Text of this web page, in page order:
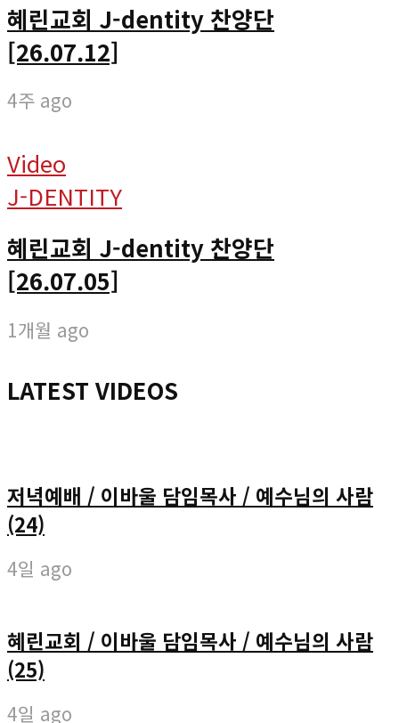
혜린교회 J-dentity 찬양단
[26.07.12]
4주 ago
Video
J-DENTITY
혜린교회 J-dentity 찬양단
[26.07.05]
1개월 ago
LATEST VIDEOS
저녁예배 / 이바울 담임목사 / 예수님의 사람
(24)
4일 ago
혜린교회 / 이바울 담임목사 / 예수님의 사람
(25)
4일 ago